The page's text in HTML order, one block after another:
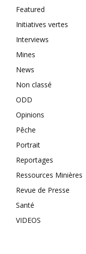
Featured
Initiatives vertes
Interviews
Mines
News
Non classé
ODD
Opinions
Pêche
Portrait
Reportages
Ressources Minières
Revue de Presse
Santé
VIDEOS